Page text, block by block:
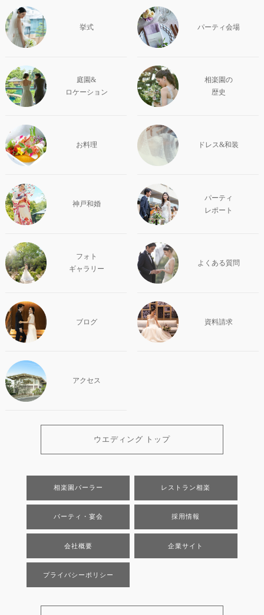
挙式 パーティ会場
庭園&
ロケーション
相楽園の
歴史
お料理 ドレス&和装
神戸和婚
パーティ
レポート
フォト
ギャラリー
よくある質問
ブログ 資料請求
アクセス
ウエディング トップ
相楽園パーラー レストラン相楽
パーティ・宴会 採用情報
会社概要 企業サイト
プライバシーポリシー